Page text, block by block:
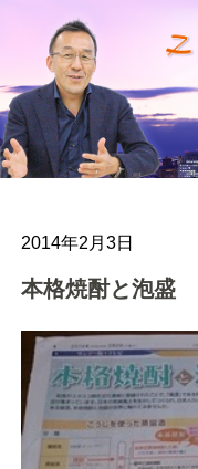
2014年2月3日
本格焼酎と泡盛